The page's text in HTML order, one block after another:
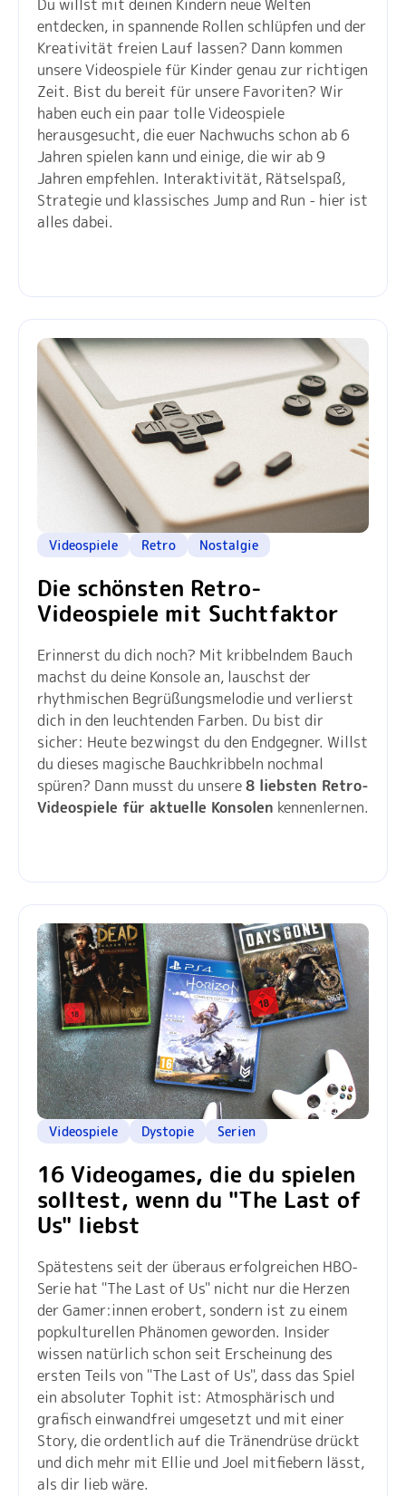
Du willst mit deinen Kindern neue Welten
entdecken, in spannende Rollen schlüpfen und der
Kreativität freien Lauf lassen? Dann kommen
unsere Videospiele für Kinder genau zur richtigen
Zeit. Bist du bereit für unsere Favoriten? Wir
haben euch ein paar tolle Videospiele
herausgesucht, die euer Nachwuchs schon ab 6
Jahren spielen kann und einige, die wir ab 9
Jahren empfehlen. Interaktivität, Rätselspaß,
Strategie und klassisches Jump and Run - hier ist
alles dabei.
Videospiele Retro Nostalgie
Die schönsten Retro-
Videospiele mit Suchtfaktor
Erinnerst du dich noch? Mit kribbelndem Bauch
machst du deine Konsole an, lauschst der
rhythmischen Begrüßungsmelodie und verlierst
dich in den leuchtenden Farben. Du bist dir
sicher: Heute bezwingst du den Endgegner. Willst
du dieses magische Bauchkribbeln nochmal
spüren? Dann musst du unsere8 liebsten Retro-
Videospiele für aktuelle Konsolen kennenlernen.
Videospiele Dystopie Serien
16 Videogames, die du spielen
solltest, wenn du "The Last of
Us" liebst
Spätestens seit der überaus erfolgreichen HBO-
Serie hat "The Last of Us" nicht nur die Herzen
der Gamer:innen erobert, sondern ist zu einem
popkulturellen Phänomen geworden. Insider
wissen natürlich schon seit Erscheinung des
ersten Teils von "The Last of Us", dass das Spiel
ein absoluter Tophit ist: Atmosphärisch und
grafisch einwandfrei umgesetzt und mit einer
Story, die ordentlich auf die Tränendrüse drückt
und dich mehr mit Ellie und Joel mitfiebern lässt,
als dir lieb wäre.